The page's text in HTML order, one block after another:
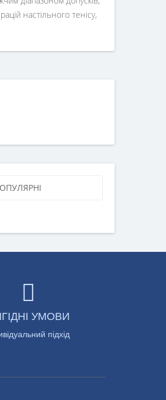
настільного тенісу,
УМОВИ
підхід